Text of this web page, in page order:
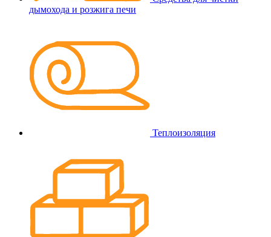
дымохода и розжига печи
Теплоизоляция